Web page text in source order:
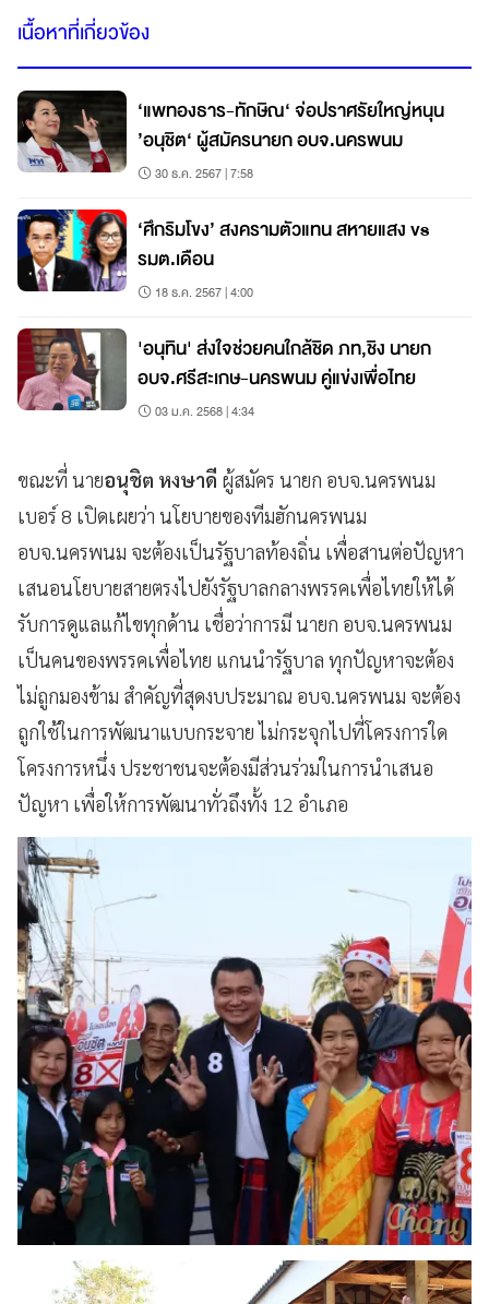
เนื้อหาที่เกี่ยวข้อง
‘แพทองธาร-ทักษิณ‘ จ่อปราศรัยใหญ่หนุน
’อนุชิต‘ ผู้สมัครนายก อบจ.นครพนม
30 ธ.ค. 2567 | 7:58
‘ศึกริมโขง’ สงครามตัวแทน สหายแสง vs
รมต.เดือน
18 ธ.ค. 2567 | 4:00
'อนุทิน' ส่งใจช่วยคนใกล้ชิด ภท,ชิง นายก
อบจ.ศรีสะเกษ-นครพนม คู่แข่งเพื่อไทย
03 ม.ค. 2568 | 4:34
ขณะที่ นายอนุชิต หงษาดี ผู้สมัคร นายก อบจ.นครพนม
เบอร์ 8 เปิดเผยว่า นโยบายของทีมฮักนครพนม
อบจ.นครพนม จะต้องเป็นรัฐบาลท้องถิ่น เพื่อสานต่อปัญหา
เสนอนโยบายสายตรงไปยังรัฐบาลกลางพรรคเพื่อไทยให้ได้
รับการดูแลแก้ไขทุกด้าน เชื่อว่าการมี นายก อบจ.นครพนม
เป็นคนของพรรคเพื่อไทย แกนนำรัฐบาล ทุกปัญหาจะต้อง
ไม่ถูกมองข้าม สำคัญที่สุดงบประมาณ อบจ.นครพนม จะต้อง
ถูกใช้ในการพัฒนาแบบกระจาย ไม่กระจุกไปที่โครงการใด
โครงการหนึ่ง ประชาชนจะต้องมีส่วนร่วมในการนำเสนอ
ปัญหา เพื่อให้การพัฒนาทั่วถึงทั้ง 12 อำเภอ